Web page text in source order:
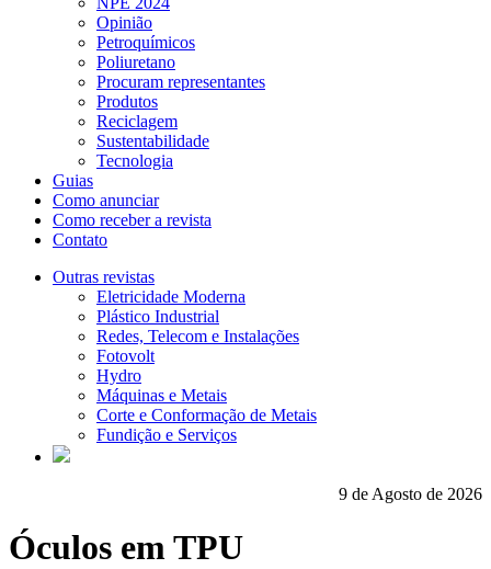
Opinião
Petroquímicos
Poliuretano
Procuram representantes
Produtos
Reciclagem
Sustentabilidade
Tecnologia
Guias
Como anunciar
Como receber a revista
Contato
Outras revistas
Eletricidade Moderna
Plástico Industrial
Redes, Telecom e Instalações
Fotovolt
Hydro
Máquinas e Metais
Corte e Conformação de Metais
Fundição e Serviços
9 de Agosto de 2026
Óculos em TPU